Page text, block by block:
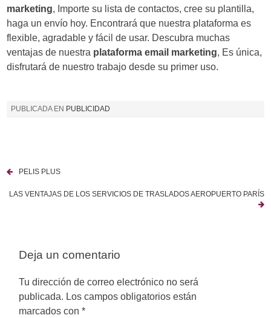
marketing, Importe su lista de contactos, cree su plantilla,
haga un envío hoy. Encontrará que nuestra plataforma es
flexible, agradable y fácil de usar. Descubra muchas
ventajas de nuestra plataforma email marketing, Es única,
disfrutará de nuestro trabajo desde su primer uso.
PUBLICADA EN PUBLICIDAD
PELIS PLUS
LAS VENTAJAS DE LOS SERVICIOS DE TRASLADOS AEROPUERTO PARÍS
Deja un comentario
Tu dirección de correo electrónico no será
publicada. Los campos obligatorios están
marcados con*